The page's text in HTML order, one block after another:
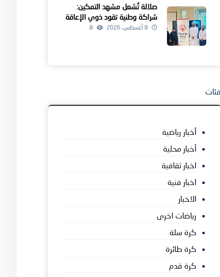
صلالة تُشعل مشهد التمكين:
شراكة وطنية تقود ذوي الإعاقة
نحو آفاق أوسع
8 أغسطس، 2026 8
أخبار رياضية
أخبار محلية
اخبار ثقافية
اخبار فنية
الاخبار
رياضات اخرى
كرة سلة
كرة طائرة
كرة قدم